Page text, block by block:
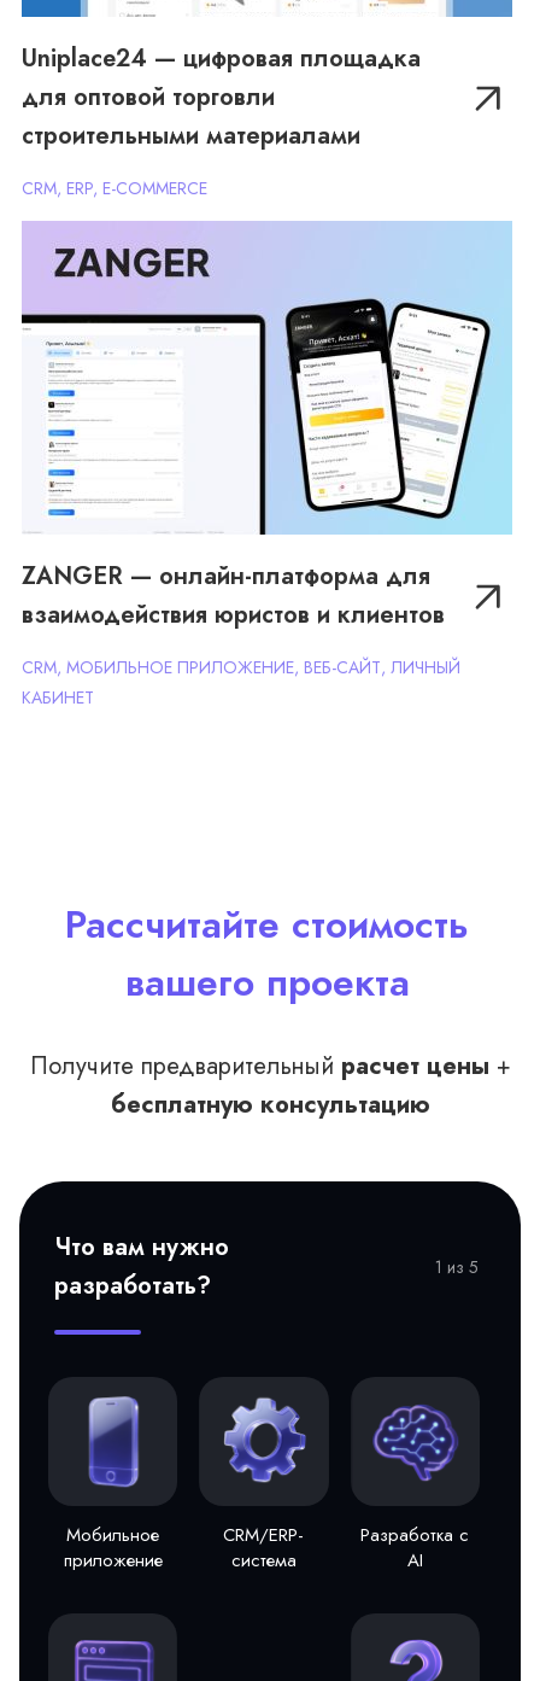
Uniplace24 — цифровая площадка
для оптовой торговли
строительными материалами
CRM, ERP, E-COMMERCE
ZANGER — онлайн-платформа для
взаимодействия юристов и клиентов
CRM, МОБИЛЬНОЕ ПРИЛОЖЕНИЕ, ВЕБ-САЙТ, ЛИЧНЫЙ
КАБИНЕТ
ZANGER — онлайн-платформа для
взаимодействия юристов и клиентов
CRM, МОБИЛЬНОЕ ПРИЛОЖЕНИЕ, ВЕБ-САЙТ, ЛИЧНЫЙ
КАБИНЕТ
Рассчитайте стоимость
вашего проекта
Получите предварительный расчет цены +
бесплатную консультацию
Что вам нужно
разработать?
1 из 5
Мобильное
приложение
CRM/ERP-
система
Разработка с
AI